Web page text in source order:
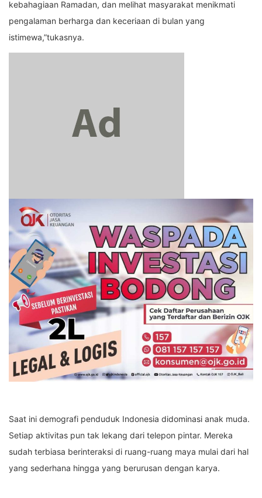
kebahagiaan Ramadan, dan melihat masyarakat menikmati
pengalaman berharga dan keceriaan di bulan yang
istimewa,”tukasnya.
Saat ini demografi penduduk Indonesia didominasi anak muda.
Setiap aktivitas pun tak lekang dari telepon pintar. Mereka
sudah terbiasa berinteraksi di ruang-ruang maya mulai dari hal
yang sederhana hingga yang berurusan dengan karya.